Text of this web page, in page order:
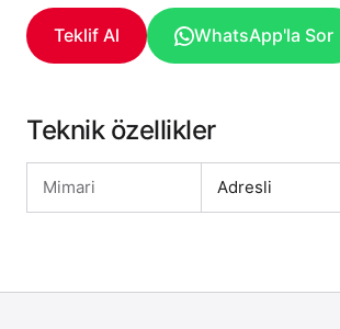
Teklif Al WhatsApp'la Sor
Teknik özellikler
Mimari Adresli